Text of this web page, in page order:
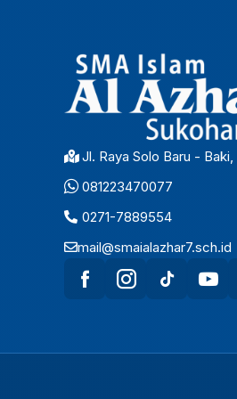
Jl. Raya Solo Baru -
081223470077
0271-7889554
mail@smaialazhar7.sch.id